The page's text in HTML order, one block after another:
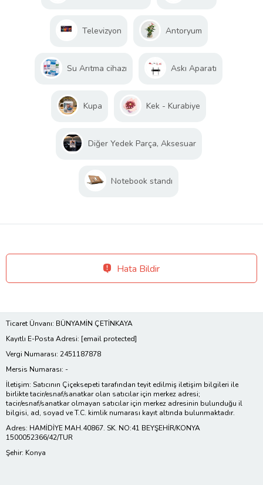
Televizyon Antoryum
Su Arıtma cihazı Askı Aparatı
Kupa Kek - Kurabiye
Diğer Yedek Parça, Aksesuar
Notebook standı
Hata Bildir
Ticaret Ünvanı: BÜNYAMİN ÇETİNKAYA
Kayıtlı E-Posta Adresi: [email protected]
Vergi Numarası: 2451187878
Mersis Numarası: -
İletişim: Satıcının Çiçeksepeti tarafından teyit edilmiş iletişim bilgileri ile
birlikte tacir/esnaf/sanatkar olan satıcılar için merkez adresi;
tacir/esnaf/sanatkar olmayan satıcılar için merkez adresinin bulunduğu il
bilgisi, ad, soyad ve T.C. kimlik numarası kayıt altında bulunmaktadır.
Adres: HAMİDİYE MAH.40867. SK. NO:41 BEYŞEHİR/KONYA
1500052366/42/TUR
Şehir: Konya